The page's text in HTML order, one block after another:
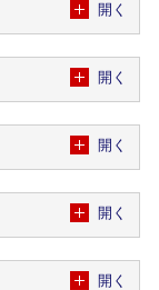
開く
開く
開く
開く
開く